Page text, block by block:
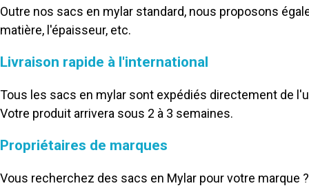
Outre nos sacs en mylar standard, nous proposons
matière, l'épaisseur, etc.
Livraison rapide à l'international
Tous les sacs en mylar sont expédiés directement de
Votre produit arrivera sous 2 à 3 semaines.
Propriétaires de marques
Vous recherchez des sacs en Mylar pour votre marque